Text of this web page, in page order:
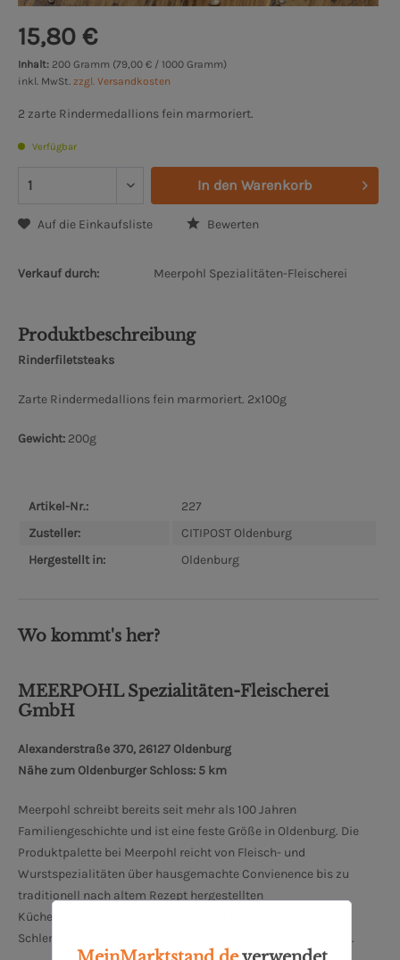
15,80 €
Inhalt: 200 Gramm (79,00 € / 1000 Gramm)
inkl. MwSt. zzgl. Versandkosten
2 zarte Rindermedallions fein marmoriert.
Verfügbar
In den Warenkorb
Auf die Einkaufsliste Bewerten
Verkauf durch: Meerpohl Spezialitäten-Fleischerei
Produktbeschreibung
Rinderfiletsteaks
Zarte Rindermedallions fein marmoriert. 2x100g
Gewicht: 200g
Artikel-Nr.:
227
Zusteller:
CITIPOST Oldenburg
Hergestellt in:
Oldenburg
Wo kommt's her?
MEERPOHL Spezialitäten-Fleischerei
GmbH
Alexanderstraße 370, 26127 Oldenburg
Nähe zum Oldenburger Schloss: 5 km
Meerpohl schreibt bereits seit mehr als 100 Jahren
Familiengeschichte und ist eine feste Größe in Oldenburg. Die
Produktpalette bei Meerpohl reicht von Fleisch- und
Wurstspezialitäten über hausgemachte Convienence bis zu
traditionell nach altem Rezept hergestellten
Küchenerzeugnissen. Traditionelle und moderne
Schlemmerküchenqualität findet man hier zu fairen Preisen.